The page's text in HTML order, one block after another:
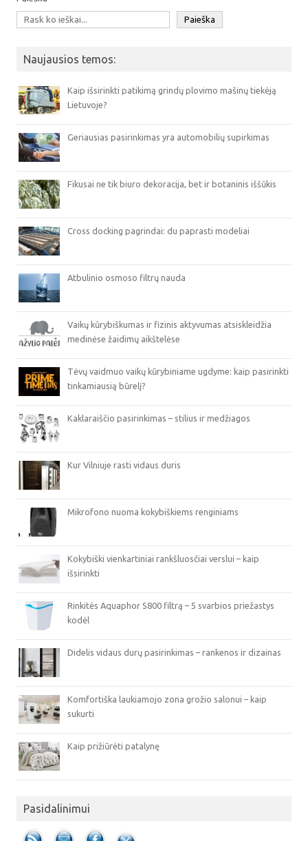
Paieška
Naujausios temos:
Kaip išsirinkti patikimą grindų plovimo mašinų tiekėją
Lietuvoje?
Geriausias pasirinkimas yra automobilių supirkimas
Fikusai ne tik biuro dekoracija, bet ir botaninis iššūkis
Cross docking pagrindai: du paprasti modeliai
Atbulinio osmoso filtrų nauda
Vaikų kūrybiškumas ir fizinis aktyvumas atsiskleidžia
medinėse žaidimų aikštelėse
Tėvų vaidmuo vaikų kūrybiniame ugdyme: kaip pasirinkti
tinkamiausią būrelį?
Kaklaraiščio pasirinkimas – stilius ir medžiagos
Kur Vilniuje rasti vidaus duris
Mikrofono nuoma kokybiškiems renginiams
Kokybiški vienkartiniai rankšluosčiai verslui – kaip
išsirinkti
Rinkitės Aquaphor S800 filtrą – 5 svarbios priežastys
kodėl
Didelis vidaus durų pasirinkimas – rankenos ir dizainas
Komfortiška laukiamojo zona grožio salonui – kaip
sukurti
Kaip prižiūrėti patalynę
Pasidalinimui